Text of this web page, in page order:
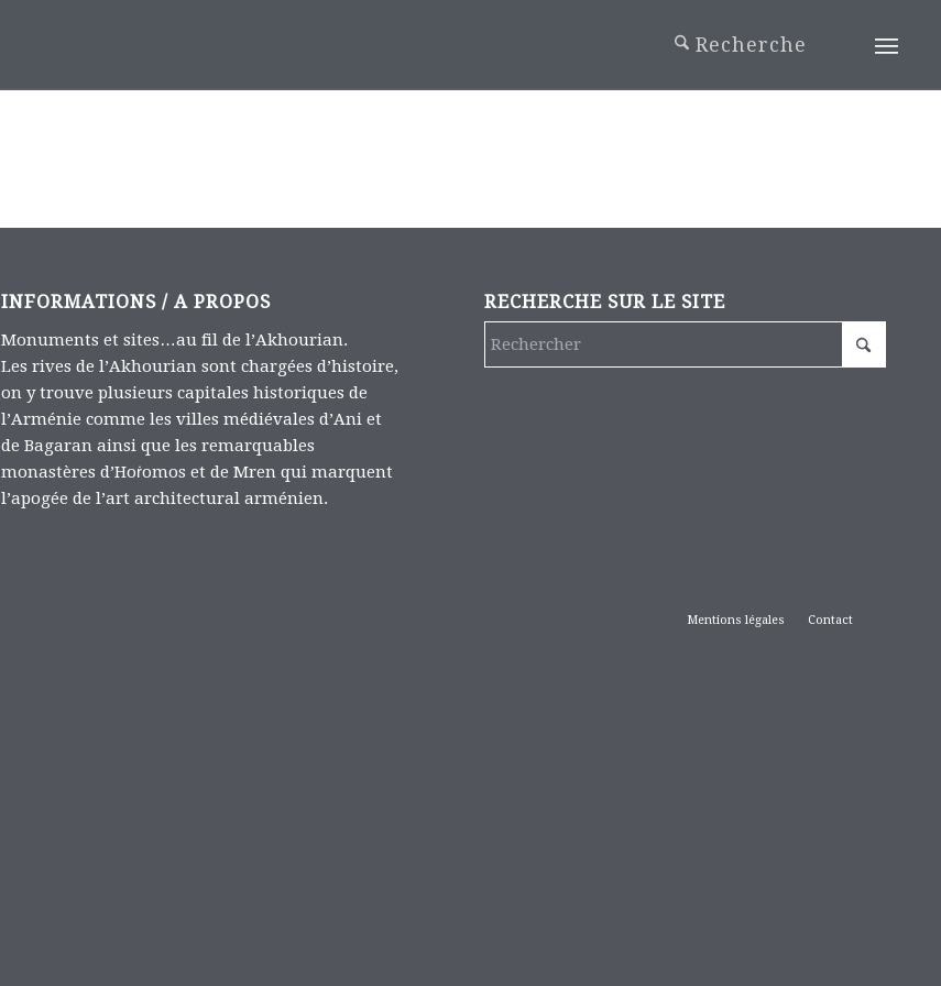
INFORMATIONS / A PROPOS
Monuments et sites…au fil de l’Akhourian.
Les rives de l’Akhourian sont chargées d’histoire,
on y trouve plusieurs capitales historiques de
l’Arménie comme les villes médiévales d’Ani et
de Bagaran ainsi que les remarquables
monastères d’Hoṙomos et de Mren qui marquent
l’apogée de l’art architectural arménien.
RECHERCHE SUR LE SITE
Mentions légales Contact